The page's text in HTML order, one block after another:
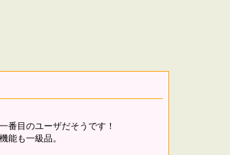
番目のユーザだそうです！
能も一級品。